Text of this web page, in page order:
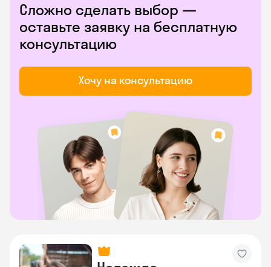
Сложно сделать выбор —
оставьте заявку на бесплатную
консультацию
Хочу на консультацию